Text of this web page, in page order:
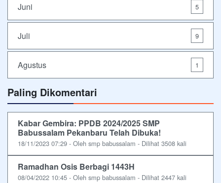
Juni 5
Juli 9
Agustus 1
Paling Dikomentari
Kabar Gembira: PPDB 2024/2025 SMP
Babussalam Pekanbaru Telah Dibuka!
18/11/2023 07:29 - Oleh smp babussalam - Dilihat 3508 kali
Ramadhan Osis Berbagi 1443H
08/04/2022 10:45 - Oleh smp babussalam - Dilihat 2447 kali